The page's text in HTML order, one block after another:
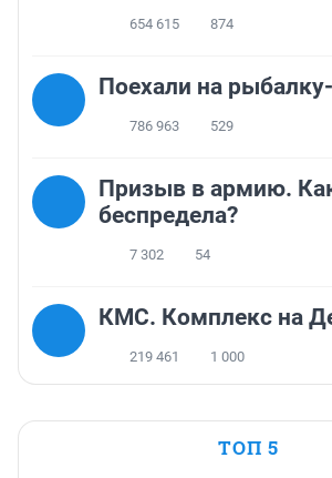
654 615 874
Поехали на
786 963 529
Призыв в армию.
беспредела?
7 302 54
КМС. Комплекс на
219 461 1 000
ТОП 5